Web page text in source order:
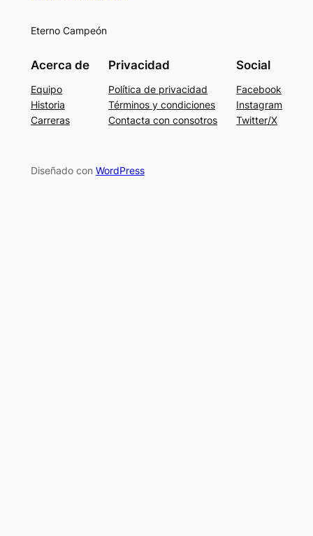
Eterno Campeón
Acerca de
Equipo
Historia
Carreras
Privacidad
Política de privacidad
Términos y condiciones
Contacta con consotros
Social
Facebook
Instagram
Twitter/X
Diseñado con WordPress